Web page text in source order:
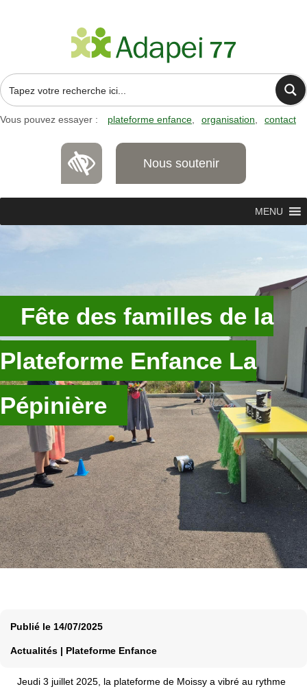
Vous pouvez essayer : plateforme enfance organisation contact
Nous soutenir
MENU
Fête des familles de la
Plateforme Enfance La
Pépinière
Publié le 14/07/2025
Actualités | Plateforme Enfance
Jeudi 3 juillet 2025, la plateforme de Moissy a vibré au rythme